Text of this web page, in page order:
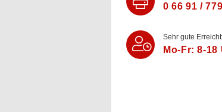
0 66 91 /
Sehr gute
Mo-Fr: